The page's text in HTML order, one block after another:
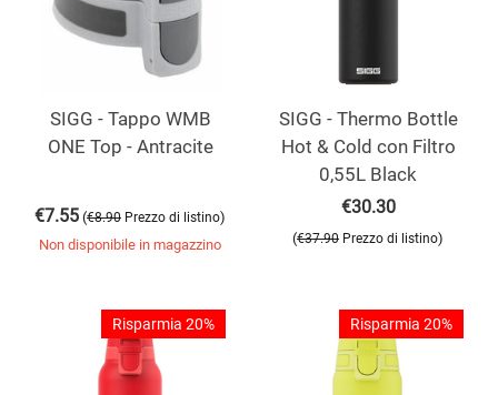
SIGG - Tappo WMB
ONE Top - Antracite
€7.55 (€8.90 Prezzo di listino)
Non disponibile in magazzino
SIGG - Thermo Bottle
Hot & Cold con Filtro
0,55L Black
€30.30
(€37.90 Prezzo di listino)
Risparmia 20% Risparmia 20%